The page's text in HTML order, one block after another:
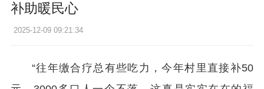
补助暖民心
2025-12-09 09:21:34
“往年缴合疗总有些吃力，今年村里直接补50